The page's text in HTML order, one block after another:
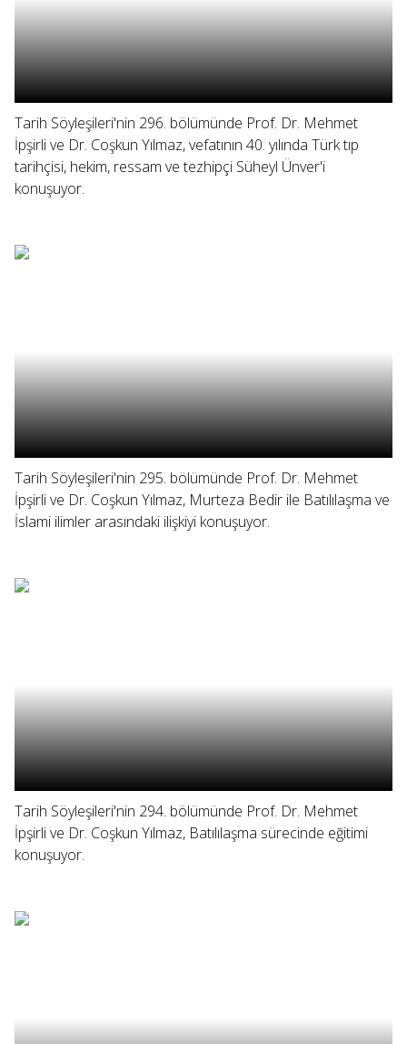
Tarih Söyleşileri'nin 296. bölümünde Prof. Dr. Mehmet
İpşirli ve Dr. Coşkun Yılmaz, vefatının 40. yılında Türk tıp
tarihçisi, hekim, ressam ve tezhipçi Süheyl Ünver'i
konuşuyor.
Tarih Söyleşileri'nin 295. bölümünde Prof. Dr. Mehmet
İpşirli ve Dr. Coşkun Yılmaz, Murteza Bedir ile Batılılaşma ve
İslami ilimler arasındaki ilişkiyi konuşuyor.
Tarih Söyleşileri'nin 294. bölümünde Prof. Dr. Mehmet
İpşirli ve Dr. Coşkun Yılmaz, Batılılaşma sürecinde eğitimi
konuşuyor.